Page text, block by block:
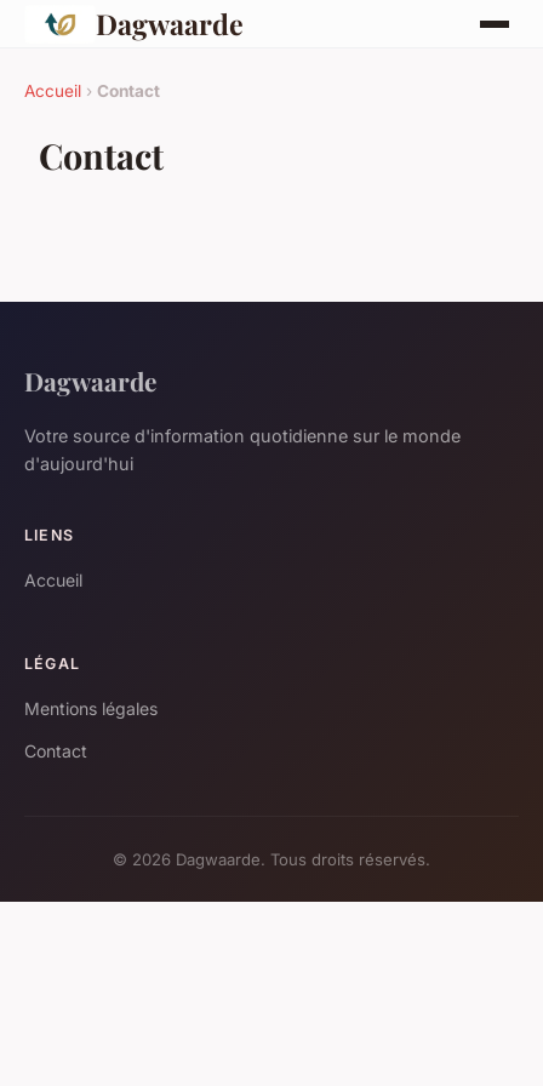
Dagwaarde
Accueil › Contact
Contact
Dagwaarde
Votre source d'information quotidienne sur le monde
d'aujourd'hui
LIENS
Accueil
LÉGAL
Mentions légales
Contact
© 2026 Dagwaarde. Tous droits réservés.